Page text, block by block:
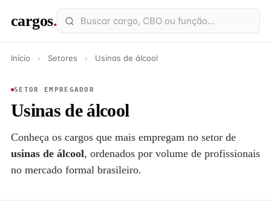
cargos.
Início › Setores › Usinas de álcool
SETOR EMPREGADOR
Usinas de álcool
Conheça os cargos que mais empregam no setor de
usinas de álcool, ordenados por volume de profissionais
no mercado formal brasileiro.